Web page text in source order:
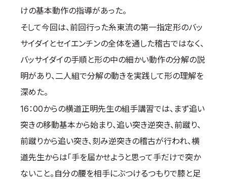
けの基本動作の指導があった。
そして今回は、前回行った糸東流の第一指定形のバッ
サイダイとセイエンチンの全体を通した稽古ではなく、
バッサイダイの手順と形の中の細かい動作の分解の説
明があり、二人組で分解の動きを実践して形の理解を
深めた。
16：00からの横道正明先生の組手講習では、まず追い
突きの移動基本から始まり、追い突き逆突き、前蹴り、
前蹴りから追い突き、刻み逆突きの稽古が行われ、横
道先生からは「手を届かせようと思って手だけで突か
ないこと。自分の腰を相手にぶつけるつもりで膝と足